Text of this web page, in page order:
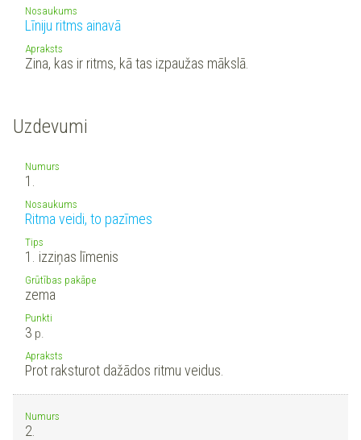
Nosaukums
Līniju ritms ainavā
Apraksts
Zina, kas ir ritms, kā tas izpaužas mākslā.
Uzdevumi
Numurs
1.
Nosaukums
Ritma veidi, to pazīmes
Tips
1. izziņas līmenis
Grūtības pakāpe
zema
Punkti
3 p.
Apraksts
Prot raksturot dažādos ritmu veidus.
Numurs
2.